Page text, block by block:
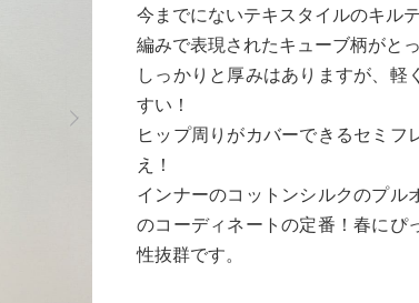
今までにないテキスタイルのキル
編みで表現されたキューブ柄がと
しっかりと厚みはありますが、軽
すい！
ヒップ周りがカバーできるセミフ
え！
インナーのコットンシルクのプル
のコーディネートの定番！春にぴ
性抜群です。